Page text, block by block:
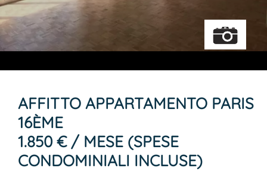
AFFITTO APPARTAMENTO PARIS
16ÈME
1.850 € / MESE (SPESE
CONDOMINIALI INCLUSE)